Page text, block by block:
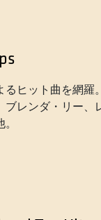
ヒット曲を網羅。
レンダ・リー、